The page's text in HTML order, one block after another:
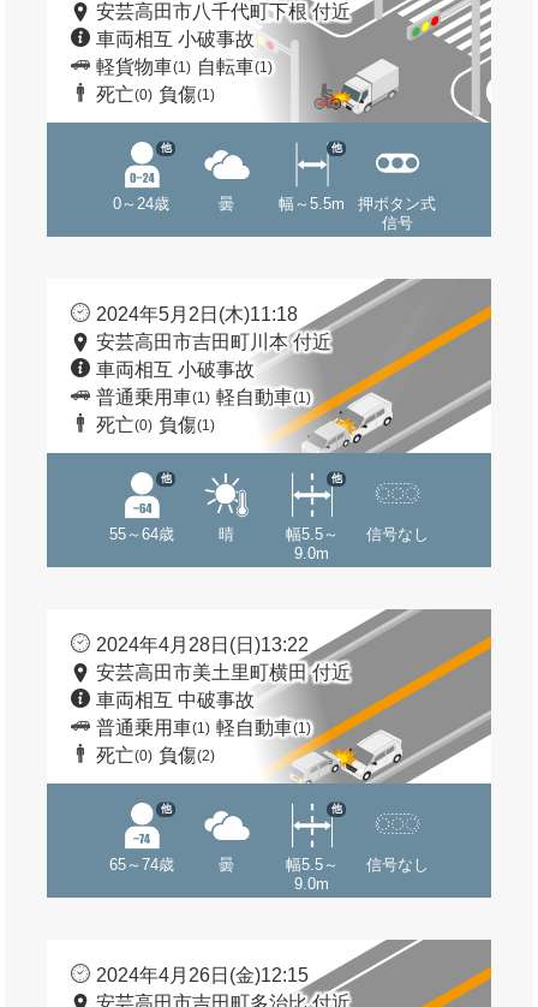
安芸高田市八千代町下根 付近
車両相互 小破事故
軽貨物車(1) 自転車(1)
死亡(0) 負傷(1)
0～24歳
他
曇 幅～5.5m
他
押ボタン式
信号
2024年5月2日(木)11:18
安芸高田市吉田町川本 付近
車両相互 小破事故
普通乗用車(1) 軽自動車(1)
死亡(0) 負傷(1)
55～64歳
他
晴
幅5.5～
9.0m
他
信号なし
2024年4月28日(日)13:22
安芸高田市美土里町横田 付近
車両相互 中破事故
普通乗用車(1) 軽自動車(1)
死亡(0) 負傷(2)
65～74歳
他
曇
幅5.5～
9.0m
他
信号なし
2024年4月26日(金)12:15